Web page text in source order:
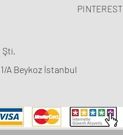
PINTEREST
Şti.
A Beykoz İstanbul